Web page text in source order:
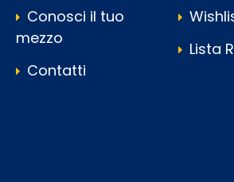
Conosci il tuo
mezzo
Contatti
Lista